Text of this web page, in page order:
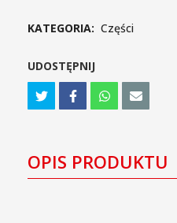
montaż
KATEGORIA: Części
UDOSTĘPNIJ
OPIS PRODUKTU